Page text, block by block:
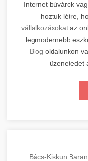
Internet búvárok
hoztuk létre,
vállalkozásokat az
legmodernebb
Blog oldalunkon
üzenetedet
Bács-Kiskun